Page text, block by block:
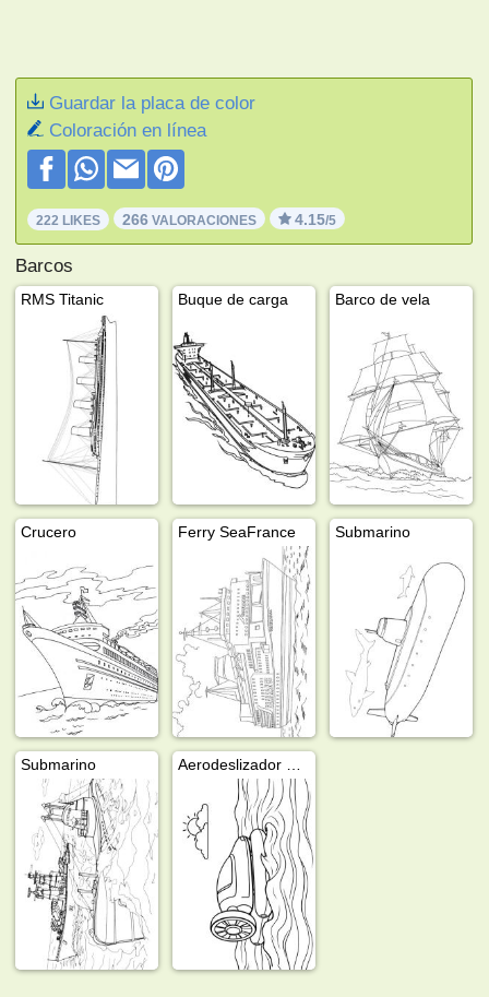
Guardar la placa de color
Coloración en línea
222 LIKES 266 VALORACIONES 4.15/5
Barcos
RMS Titanic Buque de carga Barco de vela
Crucero Ferry SeaFrance Submarino
Submarino